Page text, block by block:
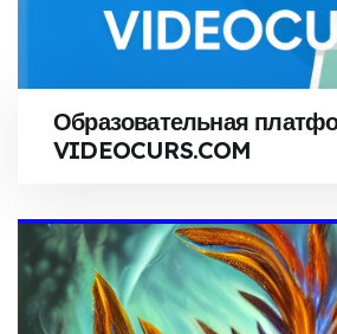
Образовательная
VIDEOCURS.COM